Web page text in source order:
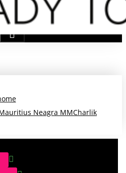
brand...
Neagra MMCharlik